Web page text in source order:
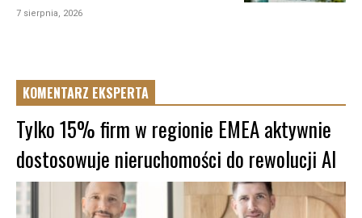
7 sierpnia, 2026
KOMENTARZ EKSPERTA
Tylko 15% firm w regionie EMEA aktywnie
dostosowuje nieruchomości do rewolucji AI